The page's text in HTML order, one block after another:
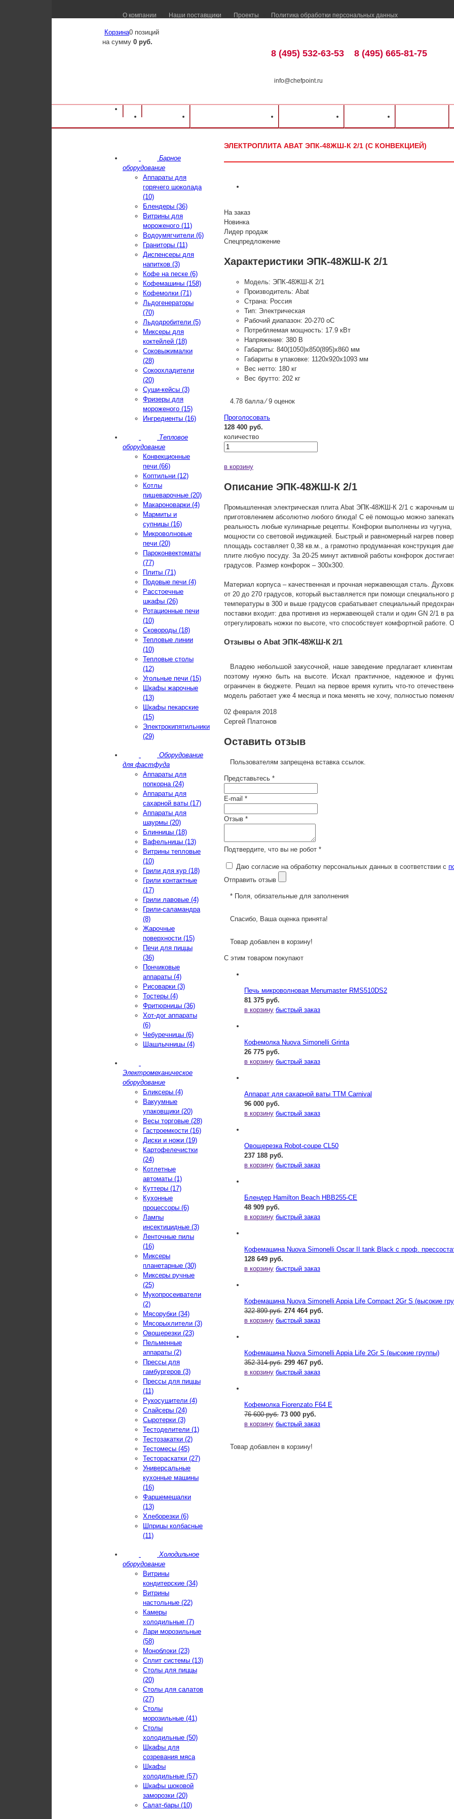
О компании Наши поставщики Проекты Политика обработки персональных данных
Корзина0 позиций
на сумму 0 руб.
8 (495) 532-63-53
info@chefpoint.ru
8 (495) 665-81-75
Оборудование для ресторанов и кафе
ЭЛЕКТРОПЛИТА ABAT ЭПК-48ЖШ-К 2/1 (С КОНВЕКЦИЕЙ)
На заказ
Новинка
Лидер продаж
Спецпредложение
Характеристики ЭПК-48ЖШ-К 2/1
Модель: ЭПК-48ЖШ-К 2/1
Производитель: Abat
Страна: Россия
Тип: Электрическая
Рабочий диапазон: 20-270 оС
Потребляемая мощность: 17.9 кВт
Напряжение: 380 В
Габариты: 840(1050)x850(895)x860 мм
Габариты в упаковке: 1120х920х1093 мм
Вес нетто: 180 кг
Вес брутто: 202 кг
4.78 балла ⁄ 9 оценок
Проголосовать
128 400 руб.
количество
в корзину
Описание ЭПК-48ЖШ-К 2/1
Промышленная электрическая плита Abat ЭПК-48ЖШ-К 2/1 с жарочным
приготовлением абсолютно любого блюда! С её помощью можно
реальность любые кулинарные рецепты. Конфорки выполнены из
мощности со световой индикацией. Быстрый и равномерный нагрев
площадь составляет 0,38 кв.м., а грамотно продуманная конструкция
плите любую посуду. За 20-25 минут активной работы конфорок
градусов. Размер конфорок – 300х300.
Материал корпуса – качественная и прочная нержавеющая сталь.
от 20 до 270 градусов, который выставляется при помощи специального
температуры в 300 и выше градусов срабатывает специальный
поставки входит: два противня из нержавеющей стали и один GN 2/1 в
отрегулировать ножки по высоте, что способствует комфортной
Отзывы о Abat ЭПК-48ЖШ-К 2/1
Владею небольшой закусочной, наше заведение предлагает клиентам
поэтому нужно быть на высоте. Искал практичное, надежное и
ограничен в бюджете. Решил на первое время купить что-то
модель работает уже 4 месяца и пока менять не хочу, полностью
02 февраля 2018
Сергей Платонов
Оставить отзыв
Пользователям запрещена вставка ссылок.
Представьтесь *
E-mail *
Отзыв *
Подтвердите, что вы не робот *
Даю согласие на обработку персональных данных в соответствии с
Отправить отзыв
* Поля, обязательные для заполнения
Спасибо, Ваша оценка принята!
Товар добавлен в корзину!
С этим товаром покупают
Печь микроволновая Menumaster RMS510DS2
81 375 руб.
в корзину быстрый заказ
Кофемолка Nuova Simonelli Grinta
26 775 руб.
в корзину быстрый заказ
Аппарат для сахарной ваты ТТМ Carnival
96 000 руб.
в корзину быстрый заказ
Овощерезка Robot-coupe CL50
237 188 руб.
в корзину быстрый заказ
Блендер Hamilton Beach HBB255-CE
48 909 руб.
в корзину быстрый заказ
Кофемашина Nuova Simonelli Oscar II tank Black с проф.
128 649 руб.
в корзину быстрый заказ
Кофемашина Nuova Simonelli Appia Life Compact 2Gr S (высокие
322 899 руб. 274 464 руб.
в корзину быстрый заказ
Кофемашина Nuova Simonelli Appia Life 2Gr S (высокие группы)
352 314 руб. 299 467 руб.
в корзину быстрый заказ
Кофемолка Fiorenzato F64 E
76 600 руб. 73 000 руб.
в корзину быстрый заказ
Товар добавлен в корзину!
Барное
оборудование
Аппараты для
горячего шоколада
(10)
Блендеры (36)
Витрины для
мороженого (11)
Водоумягчители (6)
Граниторы (11)
Диспенсеры для
напитков (3)
Кофе на песке (6)
Кофемашины (158)
Кофемолки (71)
Льдогенераторы
(70)
Льдодробители (5)
Миксеры для
коктейлей (18)
Соковыжималки
(28)
Сокоохладители
(20)
Суши-кейсы (3)
Фризеры для
мороженого (15)
Ингредиенты (16)
Тепловое
оборудование
Конвекционные
печи (66)
Коптильни (12)
Котлы
пищеварочные (20)
Макароноварки (4)
Мармиты и
супницы (16)
Микроволновые
печи (20)
Пароконвектоматы
(77)
Плиты (71)
Подовые печи (4)
Расстоечные
шкафы (26)
Ротационные печи
(10)
Сковороды (18)
Тепловые линии
(10)
Тепловые столы
(12)
Угольные печи (15)
Шкафы жарочные
(13)
Шкафы пекарские
(15)
Электрокипятильники
(29)
Оборудование
для фастфуда
Аппараты для
попкорна (24)
Аппараты для
сахарной ваты (17)
Аппараты для
шаурмы (20)
Блинницы (18)
Вафельницы (13)
Витрины тепловые
(10)
Грили для кур (18)
Грили контактные
(17)
Грили лавовые (4)
Грили-саламандра
(8)
Жарочные
поверхности (15)
Печи для пиццы
(36)
Пончиковые
аппараты (4)
Рисоварки (3)
Тостеры (4)
Фритюрницы (36)
Хот-дог аппараты
(6)
Чебуречницы (6)
Шашлычницы (4)
Электромеханическое
оборудование
Бликсеры (4)
Вакуумные
упаковщики (20)
Весы торговые (28)
Гастроемкости (16)
Диски и ножи (19)
Картофелечистки
(24)
Котлетные
автоматы (1)
Куттеры (17)
Кухонные
процессоры (6)
Лампы
инсектицидные (3)
Ленточные пилы
(16)
Миксеры
планетарные (30)
Миксеры ручные
(25)
Мукопросеиватели
(2)
Мясорубки (34)
Мясорыхлители (3)
Овощерезки (23)
Пельменные
аппараты (2)
Прессы для
гамбургеров (3)
Прессы для пиццы
(11)
Рукосушители (4)
Слайсеры (24)
Сыротерки (3)
Тестоделители (1)
Тестозакатки (2)
Тестомесы (45)
Тестораскатки (27)
Универсальные
кухонные машины
(16)
Фаршемешалки
(13)
Хлеборезки (6)
Шприцы колбасные
(11)
Холодильное
оборудование
Витрины
кондитерские (34)
Витрины
настольные (22)
Камеры
холодильные (7)
Лари морозильные
(58)
Моноблоки (23)
Сплит системы (13)
Столы для пиццы
(20)
Столы для салатов
(27)
Столы
морозильные (41)
Столы
холодильные (50)
Шкафы для
созревания мяса
Шкафы
холодильные (57)
Шкафы шоковой
заморозки (20)
Салат-бары (10)